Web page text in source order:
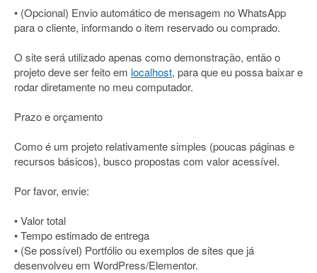
• (Opcional) Envio automático de mensagem no WhatsApp
para o cliente, informando o item reservado ou comprado.
O site será utilizado apenas como demonstração, então o
projeto deve ser feito em localhost, para que eu possa baixar e
rodar diretamente no meu computador.
Prazo e orçamento
Como é um projeto relativamente simples (poucas páginas e
recursos básicos), busco propostas com valor acessível.
Por favor, envie:
• Valor total
• Tempo estimado de entrega
• (Se possível) Portfólio ou exemplos de sites que já
desenvolveu em WordPress/Elementor.